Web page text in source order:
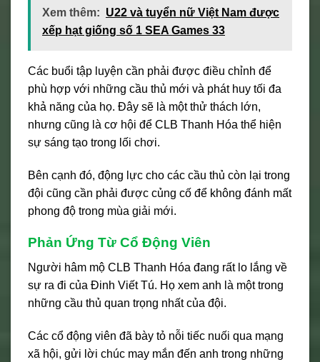
Xem thêm: U22 và tuyển nữ Việt Nam được
xếp hạt giống số 1 SEA Games 33
Các buổi tập luyện cần phải được điều chỉnh để
phù hợp với những cầu thủ mới và phát huy tối đa
khả năng của họ. Đây sẽ là một thử thách lớn,
nhưng cũng là cơ hội để CLB Thanh Hóa thể hiện
sự sáng tạo trong lối chơi.
Bên cạnh đó, động lực cho các cầu thủ còn lại trong
đội cũng cần phải được củng cố để không đánh mất
phong độ trong mùa giải mới.
Phản Ứng Từ Cổ Động Viên
Người hâm mộ CLB Thanh Hóa đang rất lo lắng về
sự ra đi của Đinh Viết Tú. Họ xem anh là một trong
những cầu thủ quan trọng nhất của đội.
Các cổ động viên đã bày tỏ nỗi tiếc nuối qua mạng
xã hội, gửi lời chúc may mắn đến anh trong những